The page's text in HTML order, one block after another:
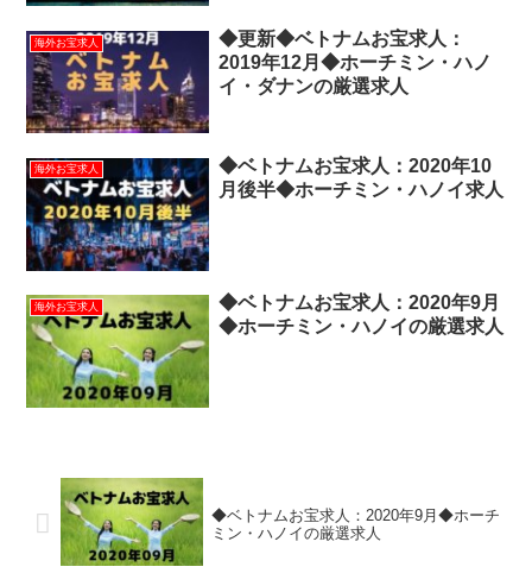
海外お宝求人
◆更新◆ベトナムお宝求人：
2019年12月◆ホーチミン・ハノ
イ・ダナンの厳選求人
海外お宝求人
◆ベトナムお宝求人：2020年10
月後半◆ホーチミン・ハノイ求人
海外お宝求人
◆ベトナムお宝求人：2020年9月
◆ホーチミン・ハノイの厳選求人
◆ベトナムお宝求人：2020年9月◆ホーチ
ミン・ハノイの厳選求人